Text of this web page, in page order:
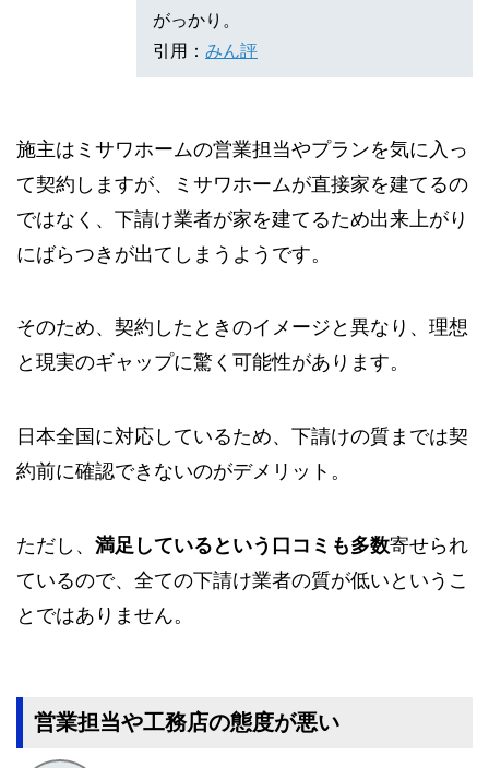
がっかり。
引用： みん評
施主はミサワホームの営業担当やプランを気に入っ
て契約しますが、ミサワホームが直接家を建てるの
ではなく、下請け業者が家を建てるため出来上がり
にばらつきが出てしまうようです。
そのため、契約したときのイメージと異なり、理想
と現実のギャップに驚く可能性があります。
日本全国に対応しているため、下請けの質までは契
約前に確認できないのがデメリット。
ただし、 満足しているという口コミも多数寄せられ
ているので、全ての下請け業者の質が低いというこ
とではありません。
営業担当や工務店の態度が悪い